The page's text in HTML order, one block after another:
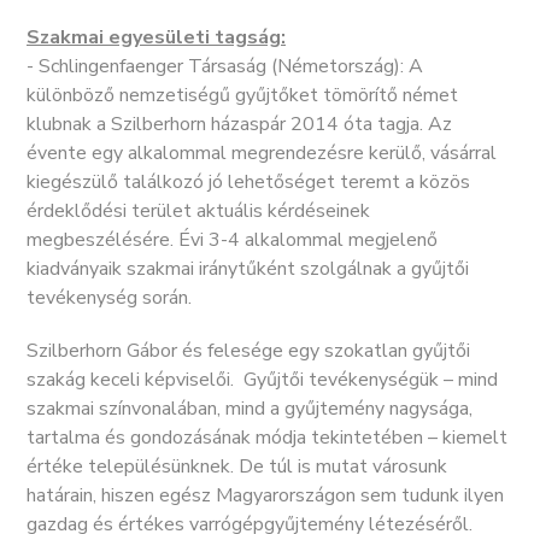
Szakmai egyesületi tagság:
- Schlingenfaenger Társaság (Németország): A
különböző nemzetiségű gyűjtőket tömörítő német
klubnak a Szilberhorn házaspár 2014 óta tagja. Az
évente egy alkalommal megrendezésre kerülő, vásárral
kiegészülő találkozó jó lehetőséget teremt a közös
érdeklődési terület aktuális kérdéseinek
megbeszélésére. Évi 3-4 alkalommal megjelenő
kiadványaik szakmai iránytűként szolgálnak a gyűjtői
tevékenység során.
Szilberhorn Gábor és felesége egy szokatlan gyűjtői
szakág keceli képviselői. Gyűjtői tevékenységük – mind
szakmai színvonalában, mind a gyűjtemény nagysága,
tartalma és gondozásának módja tekintetében – kiemelt
értéke településünknek. De túl is mutat városunk
határain, hiszen egész Magyarországon sem tudunk ilyen
gazdag és értékes varrógépgyűjtemény létezéséről.